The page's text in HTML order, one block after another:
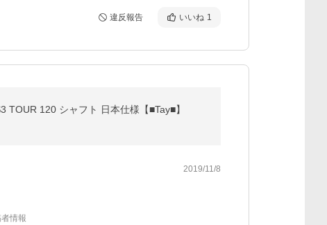
違反報告 いいね 1
TOUR 120 シャフト 日本仕様【■Tay■】
2019/11/8
情報